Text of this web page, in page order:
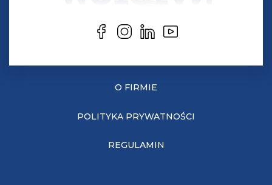
O FIRMIE
POLITYKA PRYWATNOŚCI
REGULAMIN